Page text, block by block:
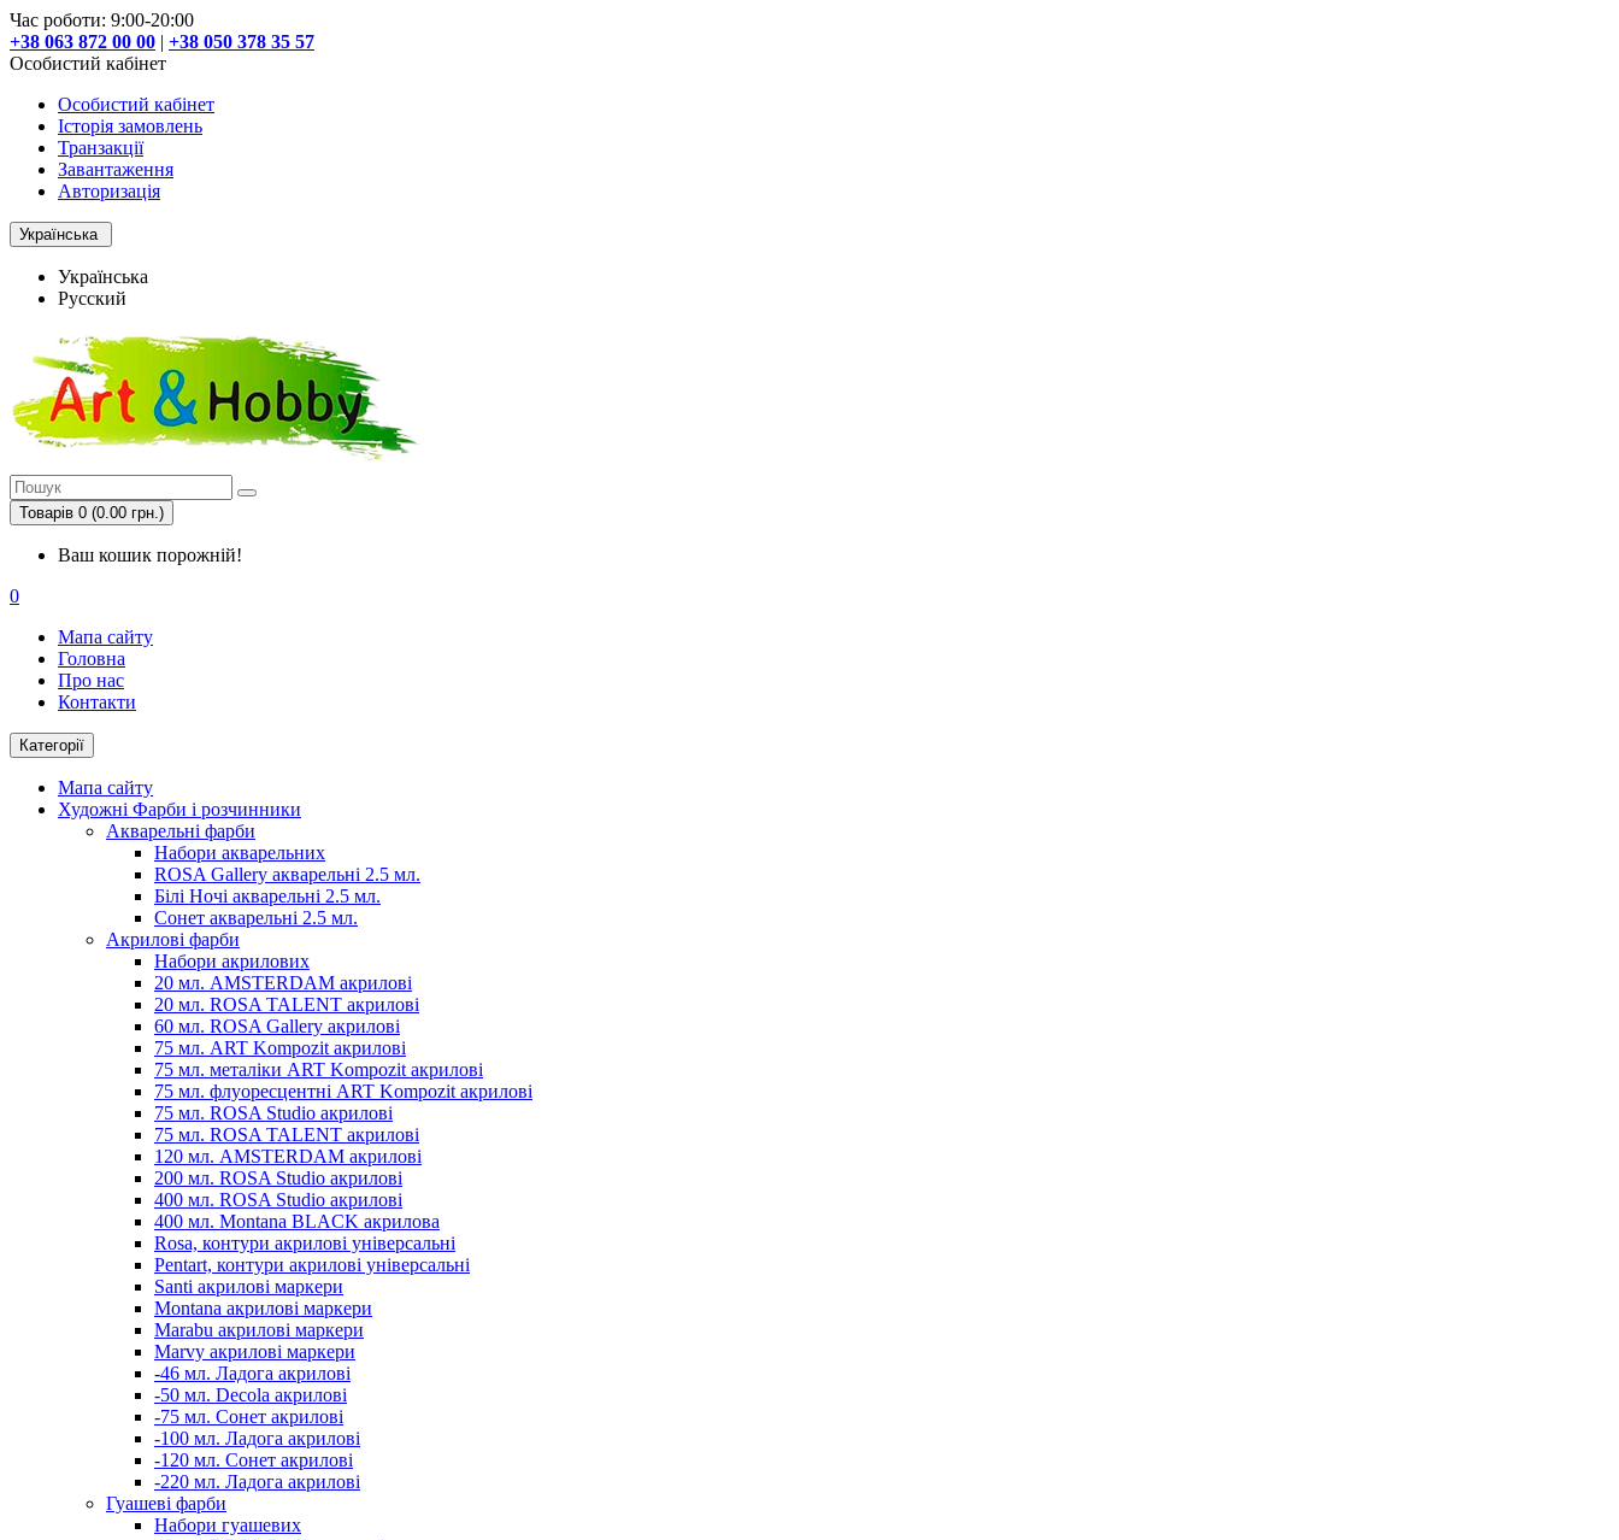
Час роботи: 9:00-20:00
+38 063 872 00 00 | +38 050 378 35 57
Особистий кабінет
Особистий кабінет
Історія замовлень
Транзакції
Завантаження
Авторизація
Українська
Українська
Русский
Товарів 0 (0.00 грн.)
Ваш кошик порожній!
0
Мапа сайту
Головна
Про нас
Контакти
Категорії
Мапа сайту
Художні Фарби і розчинники
Акварельні фарби
Набори акварельних
ROSA Gallery акварельні 2.5 мл.
Білі Ночі акварельні 2.5 мл.
Сонет акварельні 2.5 мл.
Акрилові фарби
Набори акрилових
20 мл. AMSTERDAM акрилові
20 мл. ROSA TALENT акрилові
60 мл. ROSA Gallery акрилові
75 мл. ART Kompozit акрилові
75 мл. металіки ART Kompozit акрилові
75 мл. флуоресцентні ART Kompozit акрилові
75 мл. ROSA Studio акрилові
75 мл. ROSA TALENT акрилові
120 мл. AMSTERDAM акрилові
200 мл. ROSA Studio акрилові
400 мл. ROSA Studio акрилові
400 мл. Montana BLACK акрилова
Rosa, контури акрилові універсальні
Pentart, контури акрилові універсальні
Santi акрилові маркери
Montana акрилові маркери
Marabu акрилові маркери
Marvy акрилові маркери
-46 мл. Ладога акрилові
-50 мл. Decola акрилові
-75 мл. Сонет акрилові
-100 мл. Ладога акрилові
-120 мл. Сонет акрилові
-220 мл. Ладога акрилові
Гуашеві фарби
Набори гуашевих